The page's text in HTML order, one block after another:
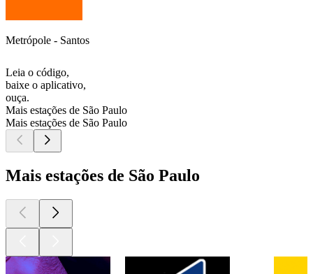
Metrópole - Santos
Leia o código,
baixe o aplicativo,
ouça.
Mais estações de São Paulo
Mais estações de São Paulo
Mais estações de São Paulo